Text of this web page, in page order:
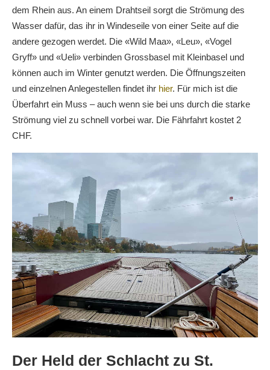
dem Rhein aus. An einem Drahtseil sorgt die Strömung des
Wasser dafür, das ihr in Windeseile von einer Seite auf die
andere gezogen werdet. Die «Wild Maa», «Leu», «Vogel
Gryff» und «Ueli» verbinden Grossbasel mit Kleinbasel und
können auch im Winter genutzt werden. Die Öffnungszeiten
und einzelnen Anlegestellen findet ihr hier. Für mich ist die
Überfahrt ein Muss – auch wenn sie bei uns durch die starke
Strömung viel zu schnell vorbei war. Die Fährfahrt kostet 2
CHF.
Der Held der Schlacht zu St.